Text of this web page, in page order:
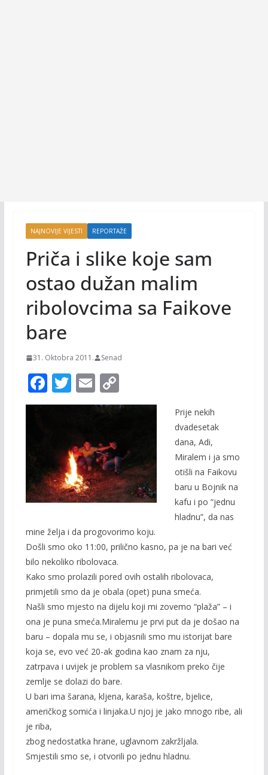
NAJNOVIJE VIJESTI REPORTAŽE
Priča i slike koje sam
ostao dužan malim
ribolovcima sa Faikove
bare
31. Oktobra 2011. Senad
F
ac
o
k
T
w
er
E
m
ai
l
C
o
Li
n
k
Prije nekih
dvadesetak
dana, Adi,
Miralem i ja smo
otišli na Faikovu
baru u Bojnik na
kafu i po “jednu
hladnu”, da nas
mine želja i da progovorimo koju.
Došli smo oko 11:00, prilično kasno, pa je na bari već
bilo nekoliko ribolovaca.
Kako smo prolazili pored ovih ostalih ribolovaca,
primjetili smo da je obala (opet) puna smeća.
Našli smo mjesto na dijelu koji mi zovemo “plaža” – i
ona je puna smeća.Miralemu je prvi put da je došao na
baru – dopala mu se, i objasnili smo mu istorijat bare
koja se, evo već 20-ak godina kao znam za nju,
zatrpava i uvijek je problem sa vlasnikom preko čije
zemlje se dolazi do bare.
U bari ima šarana, kljena, karaša, koštre, bjelice,
američkog somića i linjaka.U njoj je jako mnogo ribe, ali
je riba,
zbog nedostatka hrane, uglavnom zakržljala.
Smjestili smo se, i otvorili po jednu hladnu.